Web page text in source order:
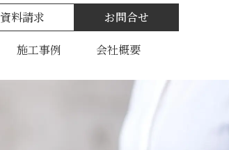
資料請求 お問合せ
施工事例 会社概要